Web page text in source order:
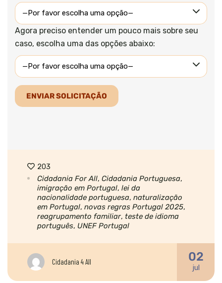
Agora preciso entender um pouco mais sobre seu
caso, escolha uma das opções abaixo:
203
Cidadania For All, Cidadania Portuguesa,
imigração em Portugal, lei da
nacionalidade portuguesa, naturalização
em Portugal, novas regras Portugal 2025,
reagrupamento familiar, teste de idioma
português, UNEF Portugal
Cidadania 4 All 02
jul